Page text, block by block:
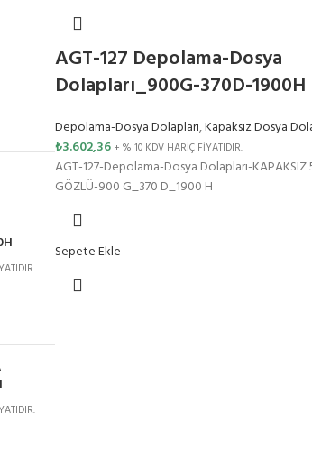
AGT-127 Depolama-Dosya
Dolapları_900G-370D-1900H
Depolama-Dosya Dolapları,Kapaksız Dosya
₺3.602,36 + % 10 KDV HARİÇ FİYATIDIR.
AGT-127-Depolama-Dosya Dolapları-KAPAKSIZ
GÖZLÜ-900 G_370 D_1900 H
Sepete Ekle